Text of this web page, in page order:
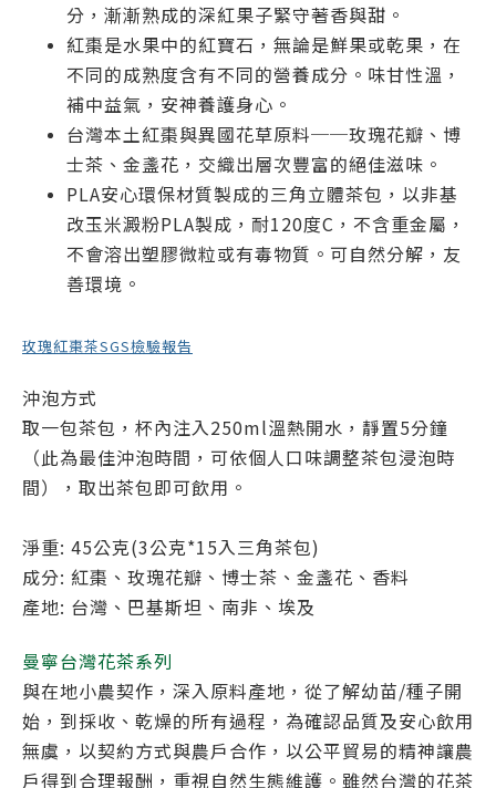
分，漸漸熟成的深紅果子緊守著香與甜。
紅棗是水果中的紅寶石，無論是鮮果或乾果，在
不同的成熟度含有不同的營養成分。味甘性溫，
補中益氣，安神養護身心。
台灣本土紅棗與異國花草原料──玫瑰花瓣、博
士茶、金盞花，交織出層次豐富的絕佳滋味。
PLA安心環保材質製成的三角立體茶包，以非基
改玉米澱粉PLA製成，耐120度C，不含重金屬，
不會溶出塑膠微粒或有毒物質。可自然分解，友
善環境。
玫瑰紅棗茶SGS檢驗報告
沖泡方式
取一包茶包，杯內注入250ml溫熱開水，靜置5分鐘
（此為最佳沖泡時間，可依個人口味調整茶包浸泡時
間），取出茶包即可飲用。
淨重: 45公克(3公克*15入三角茶包)
成分: 紅棗、玫瑰花瓣、博士茶、金盞花、香料
產地: 台灣、巴基斯坦、南非、埃及
曼寧台灣花茶系列
與在地小農契作，深入原料產地，從了解幼苗/種子開
始，到採收、乾燥的所有過程，為確認品質及安心飲用
無虞，以契約方式與農戶合作，以公平貿易的精神讓農
戶得到合理報酬，重視自然生態維護。雖然台灣的花茶